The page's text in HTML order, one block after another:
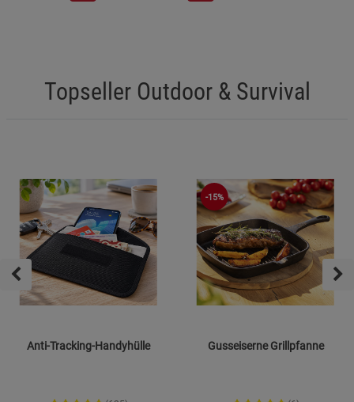
Topseller Outdoor & Survival
Anti-Tracking-Handyhülle
-15%
Gusseiserne Grillpfanne
Beschreibung Marketing Cookies